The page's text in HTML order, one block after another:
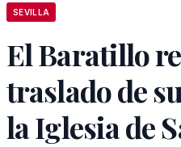
SEVILLA
El Baratillo
traslado de
la Iglesia de